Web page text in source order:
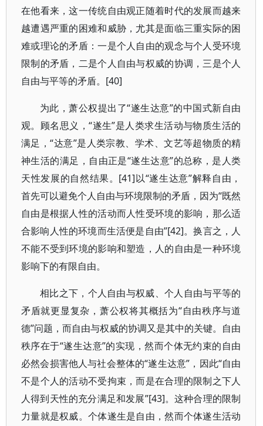
在他看来，这一传统自由观正随着时代的发展而越来
越遭遇严重的困难和威胁，尤其是面临三重实际的困
难或理论的矛盾：一是个人自由的观念与个人受环境
限制的矛盾，二是个人自由与权威的协调，三是个人
自由与平等的矛盾。[40]
为此，萧公权提出了“遂生达意”的中国式新自由
观。顾名思义，“遂生”是人类求生活动与物质生活的
满足，“达意”是人类宗教、学术、文艺等超物质的精
神生活的满足，自由正是“遂生达意”的总称，是人类
天性发展的自然结果。[41]以“遂生达意”解释自由，
首先可以避免个人自由与环境限制的矛盾，因为“既然
自由是根据人性的活动而人性受环境的影响，那么适
合影响人性的环境而生活便是自由”[42]。换言之，人
不能不受到环境的影响和塑造，人的自由是一种环境
影响下的有限自由。
相比之下，个人自由与权威、个人自由与平等的
矛盾就更显复杂，萧公权将其概括为“自由秩序与道
德”问题，而自由与权威的协调又是其中的关键。自由
秩序在于“遂生达意”的实现，然而个体无约束的自由
必然会损害他人与社会整体的“遂生达意”，因此“自由
不是个人的活动不受拘束，而是在合理的限制之下人
人得到天性的充分满足和发展”[43]。这种合理的限制
力量就是权威。个体遂生是自由，然而个体遂生活动